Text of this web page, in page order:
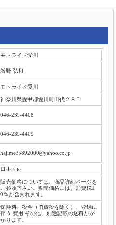
モトライド愛川
飯野 弘和
モトライド愛川
神奈川県愛甲郡愛川町田代２８５
046-239-4408
046-239-4409
hajime35892000@yahoo.co.jp
日本国内
販売価格については、商品詳細ページを
ご参照下さい。販売価格には、消費税1
0％が含まれます。
保険料、税金（消費税を除く）、登録に
伴う 費用 その他、別途記載の送料がか
かります。